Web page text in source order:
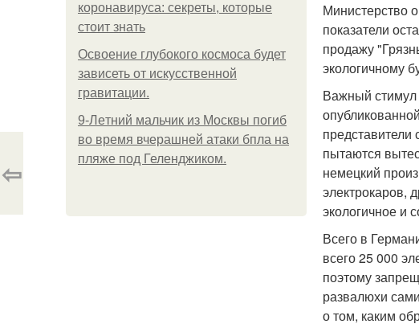
коронавируса: секреты, которые
стоит знать
Освоение глубокого космоса будет
зависеть от искусственной
гравитации.
9-Лeтний мaльчик из Москвы погиб
во время вчерашней атаки бпла на
пляже под Геленджиком.
Министерство
показатели
продажу
экологичному
Важный стимул
представители
пытаются
немецкий
электрокаров,
экологичное и
Всего в
всего 25 000
поэтому
развалюхи
о том, каким
⇦